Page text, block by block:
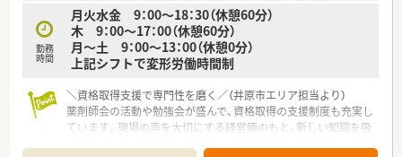
勤務
時間
月火水金 9：00～18：30（休憩60分）
木 9：00～17：00（休憩60分）
月～土 9：00～13：00（休憩0分）
上記シフトで変形労働時間制
＼資格取得支援で専門性を磨く／（井原市エリア担当より）
薬剤師会の活動や勉強会が盛んで、資格取得の支援制度も充実し
ています。現場の声を大切にする経営陣のもと、新しい知識を吸